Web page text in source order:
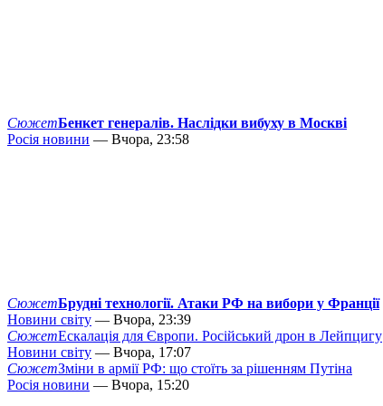
СюжетБенкет генералів. Наслідки вибуху в Москві
Росія новини — Вчора, 23:58
СюжетБрудні технології. Атаки РФ на вибори у Франції
Новини світу — Вчора, 23:39
СюжетЕскалація для Європи. Російський дрон в Лейпцигу
Новини світу — Вчора, 17:07
СюжетЗміни в армії РФ: що стоїть за рішенням Путіна
Росія новини — Вчора, 15:20